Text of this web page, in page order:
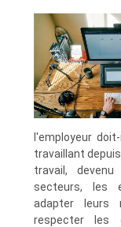
l'employeur
travaillant
travail,
secteurs, les
adapter leurs
respecter les